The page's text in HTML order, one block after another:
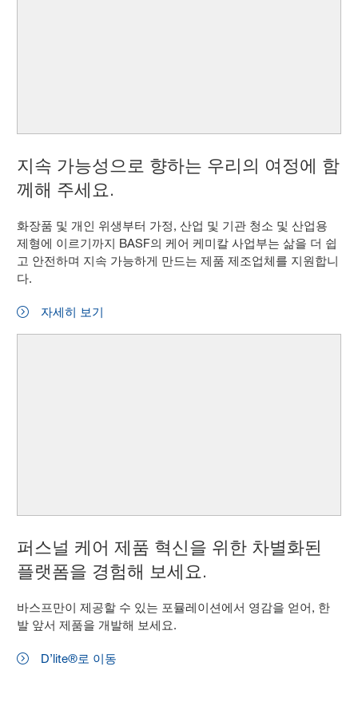
지속 가능성으로 향하는 우리의 여정에 함
께해 주세요.
화장품 및 개인 위생부터 가정, 산업 및 기관 청소 및 산업용
제형에 이르기까지 BASF의 케어 케미칼 사업부는 삶을 더 쉽
고 안전하며 지속 가능하게 만드는 제품 제조업체를 지원합니
다.
자세히 보기
퍼스널 케어 제품 혁신을 위한 차별화된
플랫폼을 경험해 보세요.
바스프만이 제공할 수 있는 포뮬레이션에서 영감을 얻어, 한
발 앞서 제품을 개발해 보세요.
D’lite®로 이동